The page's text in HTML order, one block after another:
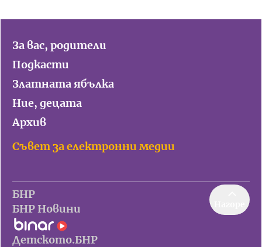
За вас, родители
Подкасти
Златната ябълка
Ние, децата
Архив
Съвет за електронни медии
БНР
БНР Новини
Детското.БНР